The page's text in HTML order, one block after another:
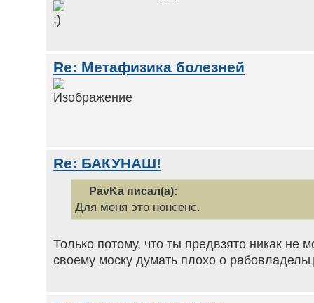
Re: Метафизика болезней
Re: БАКУНАШ!
PavKa писал(а):
Для меня это нонсенс.
Только потому, что ты предвзято никак не
своему моску думать плохо о